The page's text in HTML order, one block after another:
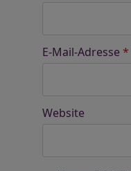
E-Mail-Adresse *
Website